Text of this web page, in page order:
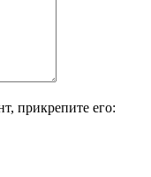
прикрепите его: